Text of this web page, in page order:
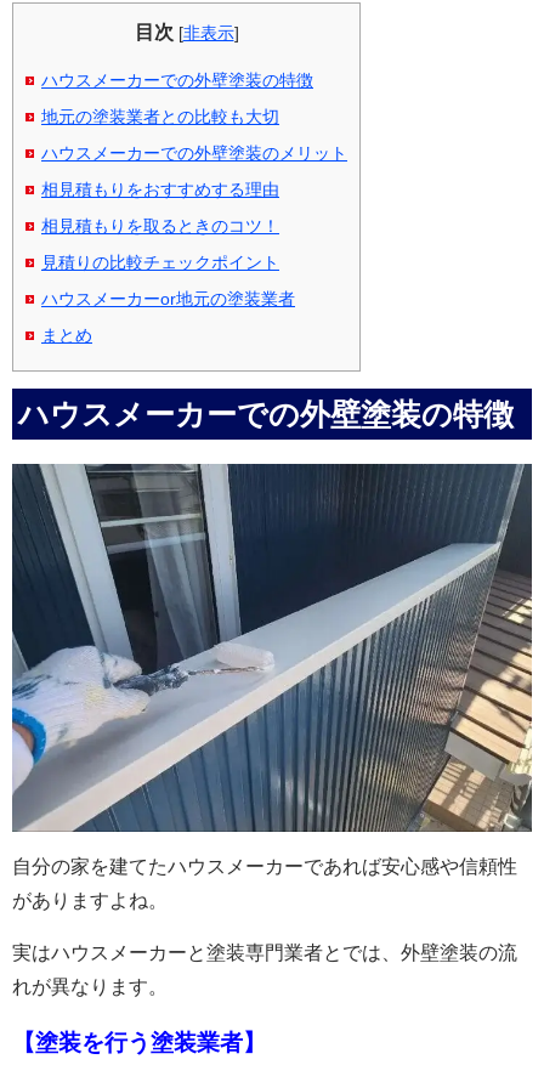
目次 [非表示]
ハウスメーカーでの外壁塗装の特徴
地元の塗装業者との比較も大切
ハウスメーカーでの外壁塗装のメリット
相見積もりをおすすめする理由
相見積もりを取るときのコツ！
見積りの比較チェックポイント
ハウスメーカーor地元の塗装業者
まとめ
ハウスメーカーでの外壁塗装の特徴
自分の家を建てたハウスメーカーであれば安心感や信頼性
がありますよね。
実はハウスメーカーと塗装専門業者とでは、外壁塗装の流
れが異なります。
【塗装を行う塗装業者】